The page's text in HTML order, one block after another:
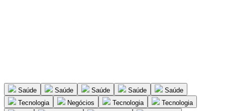
Saúde Saúde Saúde Saúde
Saúde
Tecnologia
Negócios Tecnologia
Tecnologia